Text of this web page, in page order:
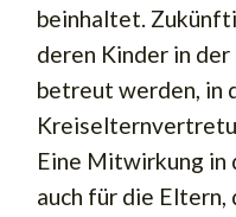
beinhaltet.
deren Kinder in
betreut werden, in
Eine Mitwirkung
auch für die Eltern,